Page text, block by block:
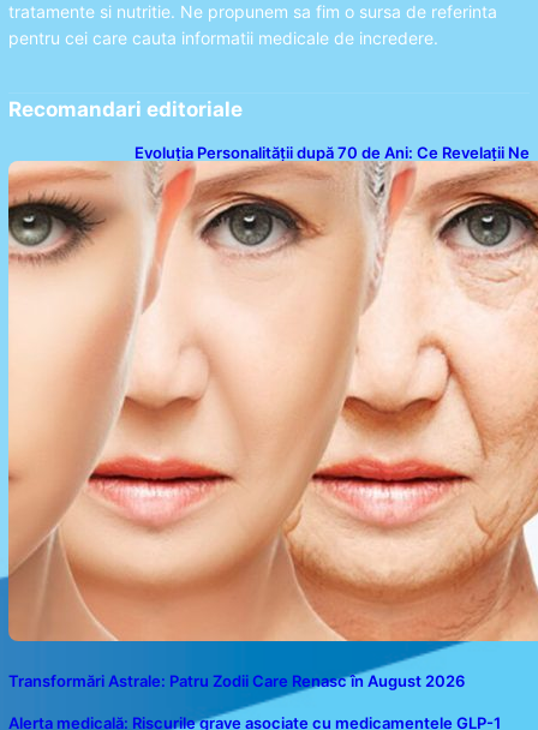
tratamente si nutritie. Ne propunem sa fim o sursa de referinta
pentru cei care cauta informatii medicale de incredere.
Recomandari editoriale
Evoluția Personalității după 70 de Ani: Ce Revelații Ne
Oferă Studiile Psihologice
Transformări Astrale: Patru Zodii Care Renasc în August 2026
Alerta medicală: Riscurile grave asociate cu medicamentele GLP-1